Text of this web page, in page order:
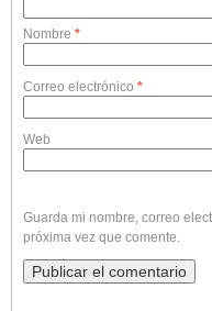
Nombre *
Correo electrónico *
Web
Guarda mi nombre, correo
próxima vez que comente.